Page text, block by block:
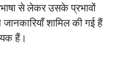
से लेकर उसके प्रभावों
शामिल की गई हैं
हैं।